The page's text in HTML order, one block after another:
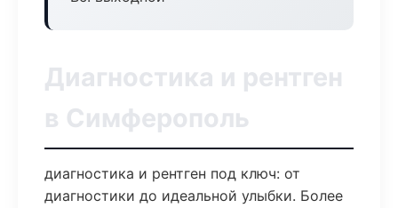
Диагностика и рентген
в Симферополь
диагностика и рентген под ключ: от
диагностики до идеальной улыбки. Более